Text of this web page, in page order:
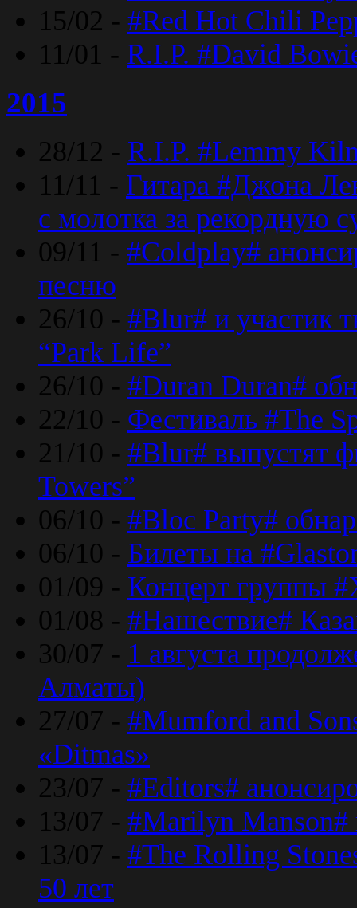
15/02 - #Red Hot Chili
11/01 - R.I.P. #David
2015
28/12 - R.I.P. #Lemmy
11/11 - Гитара #Джона
с молотка за рекордную
09/11 - #Coldplay#
песню
26/10 - #Blur# и участик
“Park Life”
26/10 - #Duran Duran#
22/10 - Фестиваль #The
21/10 - #Blur# выпустят
Towers”
06/10 - #Bloc Party#
06/10 - Билеты на
01/09 - Концерт группы
01/08 - #Нашествие#
30/07 - 1 августа
Алматы)
27/07 - #Mumford and
«Ditmas»
23/07 - #Editors#
13/07 - #Marilyn Manson#
13/07 - #The Rolling
50 лет